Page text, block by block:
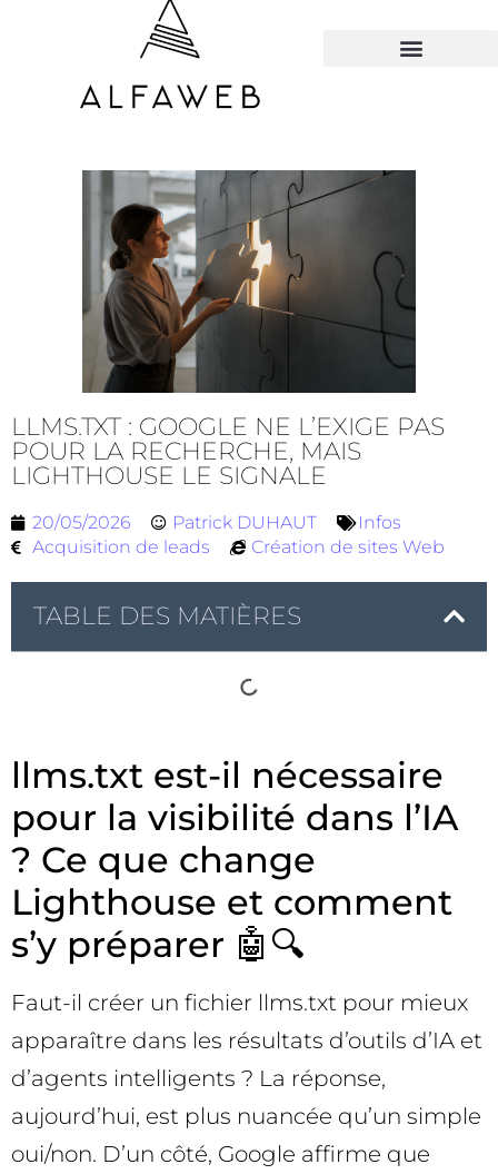
LLMS.TXT : GOOGLE NE L’EXIGE PAS
POUR LA RECHERCHE, MAIS
LIGHTHOUSE LE SIGNALE
20/05/2026 Patrick DUHAUT
Infos
Acquisition de leads
Création de sites Web
TABLE DES MATIÈRES
llms.txt est-il nécessaire
pour la visibilité dans l’IA
? Ce que change
Lighthouse et comment
s’y préparer 🤖🔍
Faut-il créer un fichier llms.txt pour mieux
apparaître dans les résultats d’outils d’IA et
d’agents intelligents ? La réponse,
aujourd’hui, est plus nuancée qu’un simple
oui/non. D’un côté, Google affirme que